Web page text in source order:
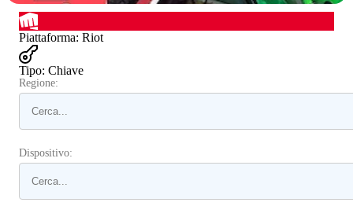
Piattaforma: Riot
Tipo: Chiave
Regione:
Dispositivo: